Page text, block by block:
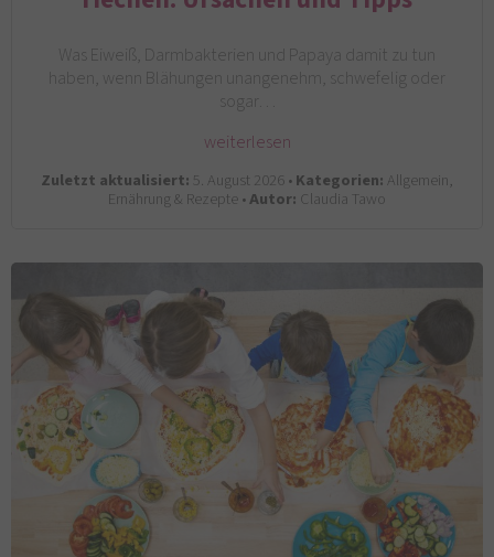
Was Eiweiß, Darmbakterien und Papaya damit zu tun
haben, wenn Blähungen unangenehm, schwefelig oder
sogar…
weiterlesen
Zuletzt aktualisiert: 5. August 2026 •Kategorien: Allgemein,
Ernährung & Rezepte •Autor: Claudia Tawo